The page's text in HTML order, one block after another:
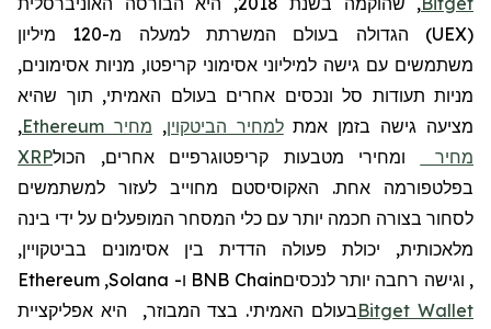
(
UEX
) הגדולה בעולם המשרתת למעלה מ-120
מיליון
משתמשים עם גישה למיליוני אסימוני קריפטו, מניות אסימונים,
מניות תעודות סל ונכסים אחרים בעולם האמיתי, תוך שהיא
מציעה גישה בזמן אמתלמחיר הביטקוין, מחיר Ethereum
,
מחיר
XRPומחירי מטבעות קריפטוגרפיים אחרים, הכול
בפלטפורמה אחת. האקוסיסטם מחוייב לעזור למשתמשים
לסחור בצורה חכמה יותר עם כלי המסחר המופעלים על ידי בינה
מלאכותית, יכולת פעולה הדדית בין אסימונים בביטקויין,
Ethereum ,Solana ו- BNB Chain, וגישה רחבה יותר לנכסים
בעולם האמיתי. בצד המבוזר,Bitget Wallet
היא אפליקציית